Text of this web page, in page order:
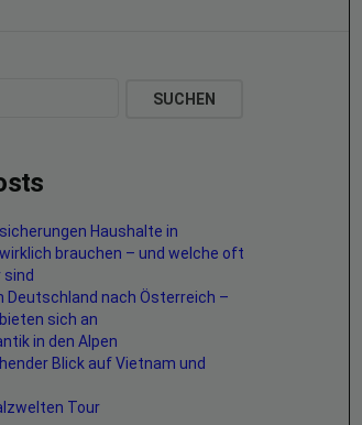
SUCHEN
Haushalte in
brauchen – und welche oft
Deutschland nach Österreich –
sich an
in den Alpen
Blick auf Vietnam und
Tour